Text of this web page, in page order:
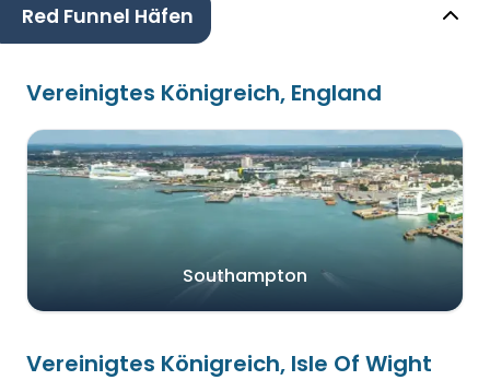
Red Funnel Häfen
Vereinigtes Königreich, England
Southampton
Vereinigtes Königreich, Isle Of Wight